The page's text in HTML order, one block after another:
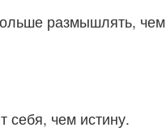
размышлять, чем
себя, чем истину.